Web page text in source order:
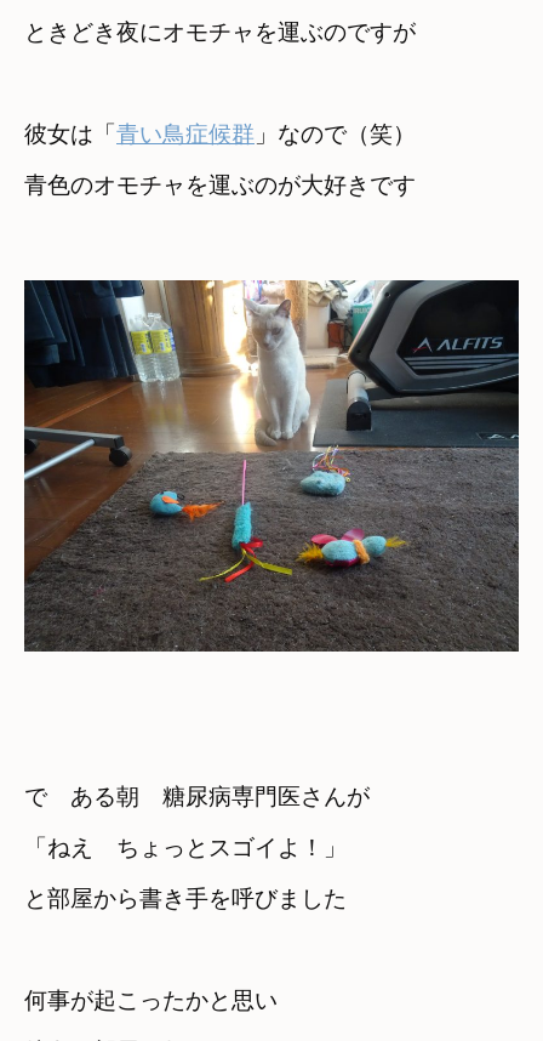
ときどき夜にオモチャを運ぶのですが
彼女は「 青い鳥症候群 」なので（笑）
青色のオモチャを運ぶのが大好きです
で　ある朝　糖尿病専門医さんが
「ねえ　ちょっとスゴイよ！」
と部屋から書き手を呼びました
何事が起こったかと思い